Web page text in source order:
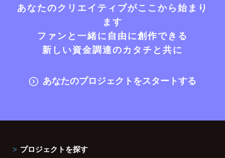
あなたのクリエイティブがここから始まり
ます
ファンと一緒に自由に創作できる
新しい資金調達のカタチと共に
あなたのプロジェクトをスタートする
プロジェクトを探す